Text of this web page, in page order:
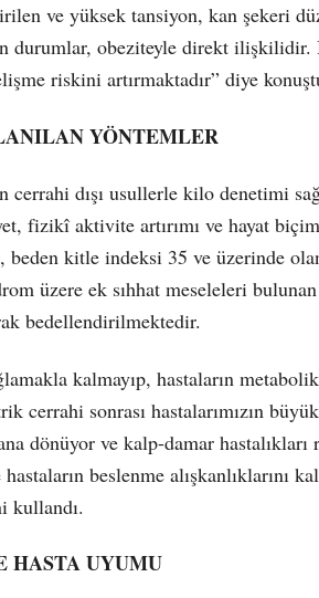
ve yüksek tansiyon, kan şekeri
durumlar, obeziteyle direkt
riskini artırmaktadır” diye
YÖNTEMLER
cerrahi dışı usullerle kilo denetimi
fizikî aktivite artırımı ve hayat
beden kitle indeksi 35 ve üzerinde
üzere ek sıhhat meseleleri
bedellendirilmektedir.
kalmayıp, hastaların
cerrahi sonrası hastalarımızın
dönüyor ve kalp-damar hastalıkları
beslenme alışkanlıklarını
kullandı.
HASTA UYUMU